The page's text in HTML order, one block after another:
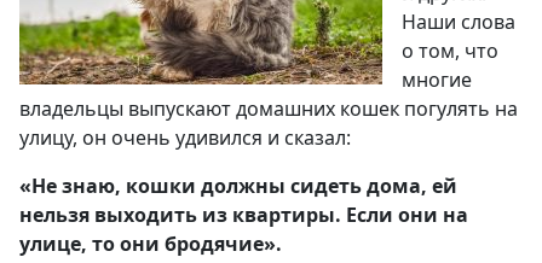
Наши слова
о том, что
многие
владельцы выпускают домашних кошек погулять на
улицу, он очень удивился и сказал:
«Не знаю, кошки должны сидеть дома, ей
нельзя выходить из квартиры. Если они на
улице, то они бродячие».